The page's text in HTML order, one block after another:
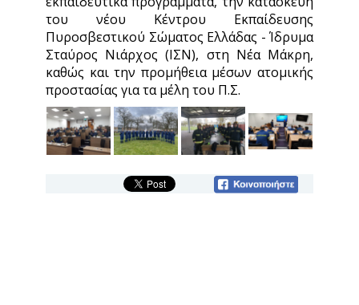
του νέου Κέντρου Εκπαίδευσης
Πυροσβεστικού Σώματος Ελλάδας - Ίδρυμα
Σταύρος Νιάρχος (ΙΣΝ), στη Νέα Μάκρη,
καθώς και την προμήθεια μέσων ατομικής
προστασίας για τα μέλη του Π.Σ.